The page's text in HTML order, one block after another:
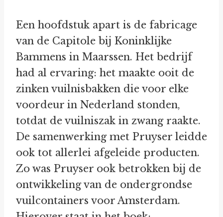
Een hoofdstuk apart is de fabricage
van de Capitole bij Koninklijke
Bammens in Maarssen. Het bedrijf
had al ervaring: het maakte ooit de
zinken vuilnisbakken die voor elke
voordeur in Nederland stonden,
totdat de vuilniszak in zwang raakte.
De samenwerking met Pruyser leidde
ook tot allerlei afgeleide producten.
Zo was Pruyser ook betrokken bij de
ontwikkeling van de ondergrondse
vuilcontainers voor Amsterdam.